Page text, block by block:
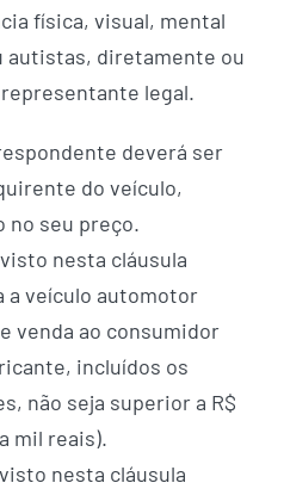
física, visual, mental
autistas, diretamente ou
legal.
deverá ser
do veículo,
no seu preço.
nesta cláusula
a veículo automotor
venda ao consumidor
incluídos os
não seja superior a R$
mil reais).
nesta cláusula